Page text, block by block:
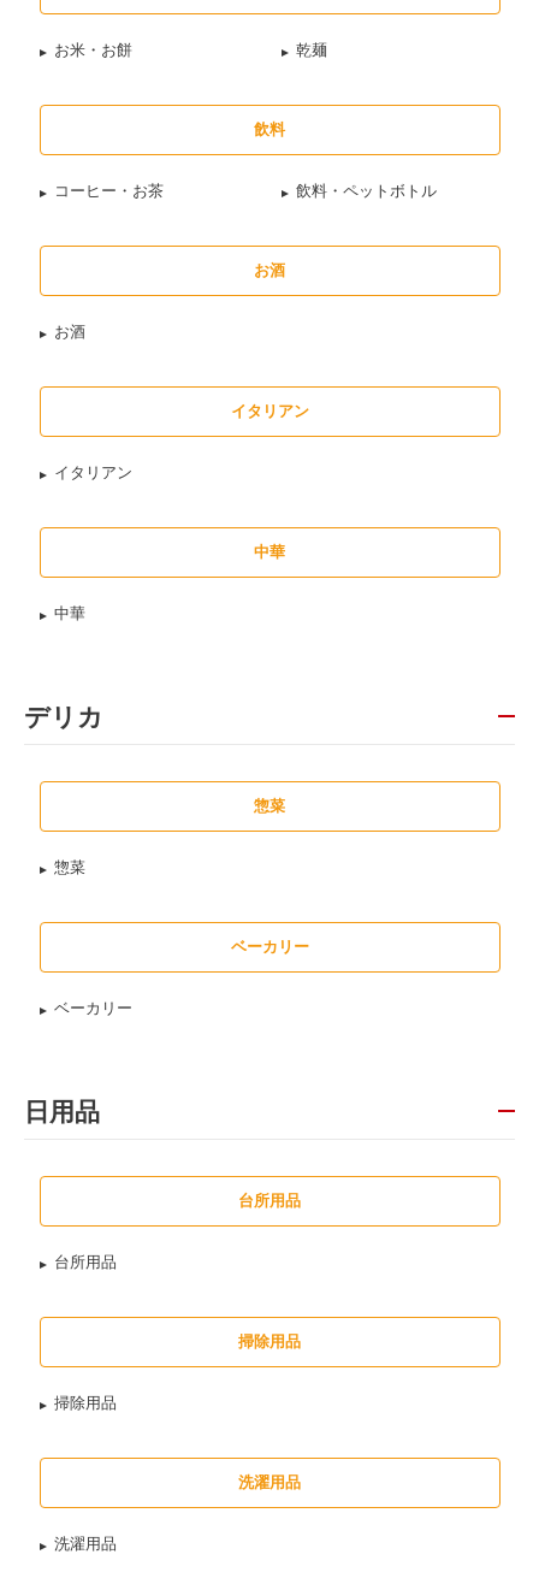
お米・お餅 乾麺
飲料
コーヒー・お茶 飲料・ペットボトル
お酒
お酒
イタリアン
イタリアン
中華
中華
デリカ
惣菜
惣菜
ベーカリー
ベーカリー
日用品
台所用品
台所用品
掃除用品
掃除用品
洗濯用品
洗濯用品